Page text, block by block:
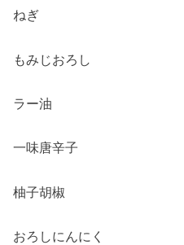
ねぎ
もみじおろし
ラー油
一味唐辛子
柚子胡椒
おろしにんにく